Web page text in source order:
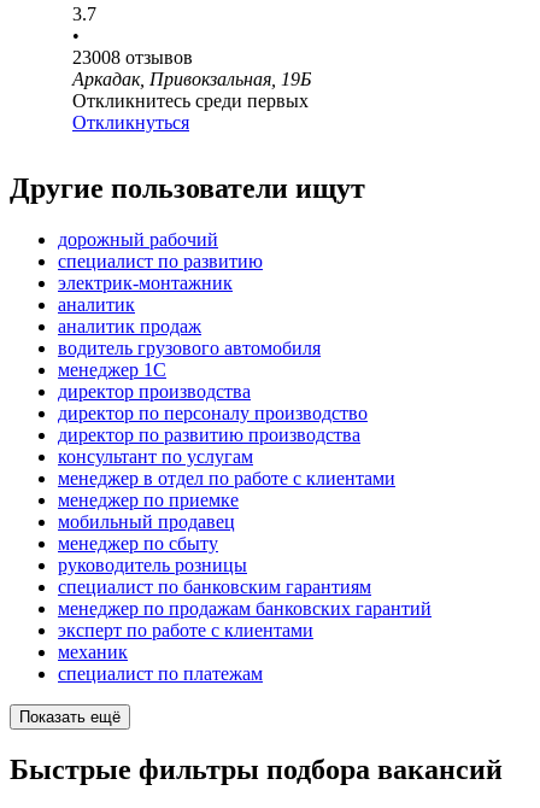
3.7
•
23008 отзывов
Аркадак, Привокзальная, 19Б
Откликнитесь среди первых
Откликнуться
Другие пользователи ищут
дорожный рабочий
специалист по развитию
электрик-монтажник
аналитик
аналитик продаж
водитель грузового автомобиля
менеджер 1С
директор производства
директор по персоналу производство
директор по развитию производства
консультант по услугам
менеджер в отдел по работе с клиентами
менеджер по приемке
мобильный продавец
менеджер по сбыту
руководитель розницы
специалист по банковским гарантиям
менеджер по продажам банковских гарантий
эксперт по работе с клиентами
механик
специалист по платежам
Показать ещё
Быстрые фильтры подбора вакансий